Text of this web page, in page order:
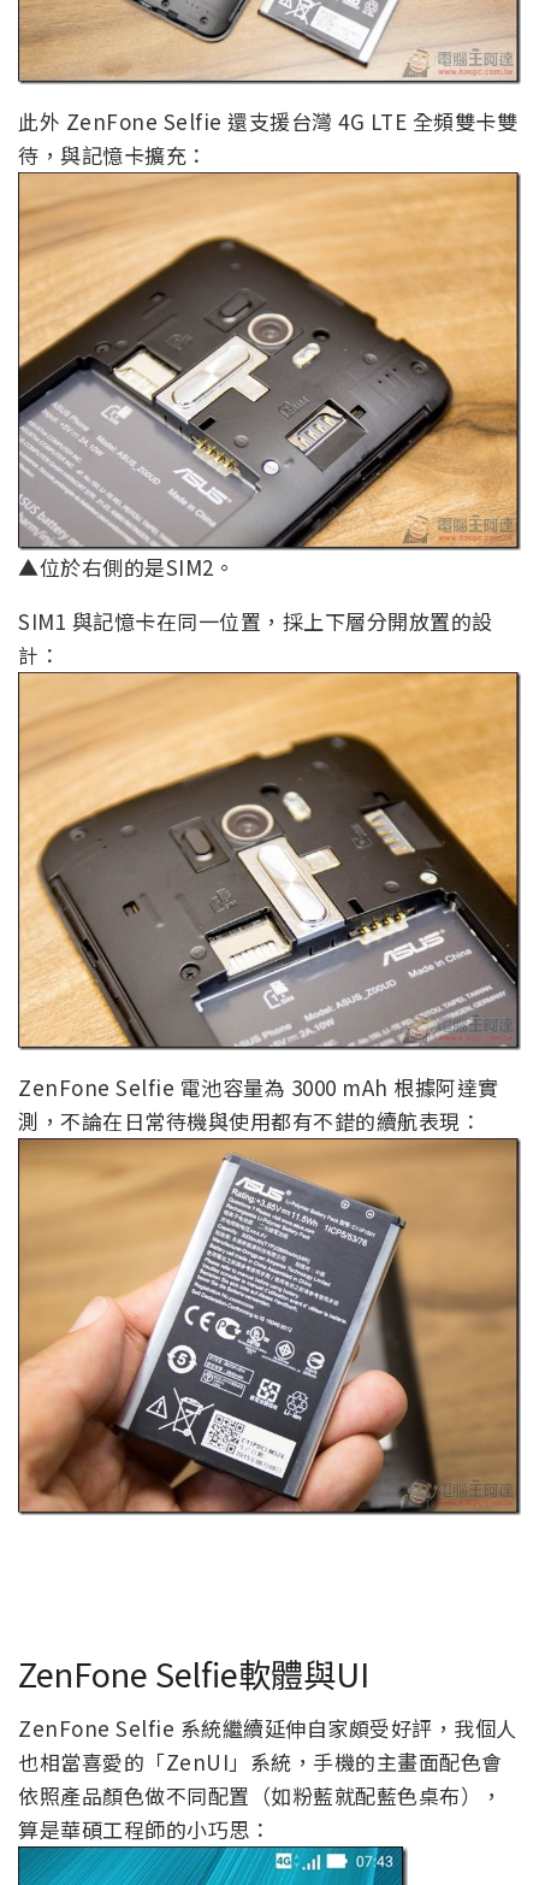
此外 ZenFone Selfie 還支援台灣 4G LTE 全頻雙卡雙
待，與記憶卡擴充：
▲位於右側的是SIM2。
SIM1 與記憶卡在同一位置，採上下層分開放置的設
計：
ZenFone Selfie 電池容量為 3000 mAh 根據阿達實
測，不論在日常待機與使用都有不錯的續航表現：
ZenFone Selfie軟體與UI
ZenFone Selfie 系統繼續延伸自家頗受好評，我個人
也相當喜愛的「ZenUI」系統，手機的主畫面配色會
依照產品顏色做不同配置（如粉藍就配藍色桌布），
算是華碩工程師的小巧思：